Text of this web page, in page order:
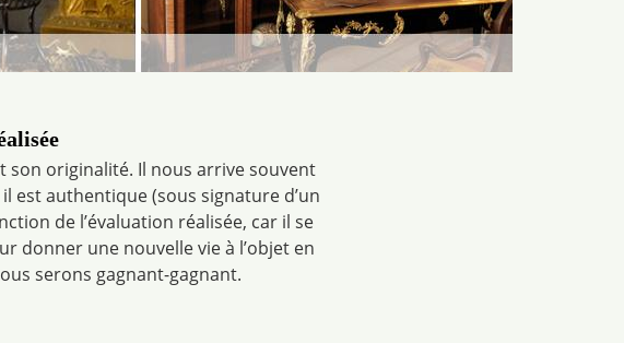
son originalité. Il nous arrive souvent
est authentique (sous signature d’un
de l’évaluation réalisée, car il se
donner une nouvelle vie à l’objet en
serons gagnant-gagnant.